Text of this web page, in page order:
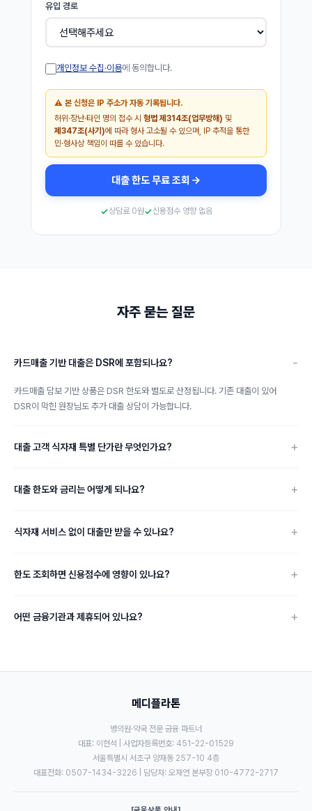
유입 경로
개인정보 수집·이용에 동의합니다.
⚠️ 본 신청은 IP 주소가 자동 기록됩니다.
허위·장난·타인 명의 접수 시 형법 제314조(업무방해) 및
제347조(사기)에 따라 형사 고소될 수 있으며, IP 추적을 통한
민·형사상 책임이 따를 수 있습니다.
대출 한도 무료 조회
상담료 0원 신용점수 영향 없음
자주 묻는 질문
카드매출 기반 대출은 DSR에 포함되나요?
카드매출 담보 기반 상품은 DSR 한도와 별도로 산정됩니다. 기존 대출이 있어
DSR이 막힌 원장님도 추가 대출 상담이 가능합니다.
대출 고객 식자재 특별 단가란 무엇인가요?
대출 한도와 금리는 어떻게 되나요?
식자재 서비스 없이 대출만 받을 수 있나요?
한도 조회하면 신용점수에 영향이 있나요?
어떤 금융기관과 제휴되어 있나요?
메디플라톤
병의원·약국 전문 금융 파트너
대표: 이현석 | 사업자등록번호: 451-22-01529
서울특별시 서초구 양재동 257-10 4층
대표전화: 0507-1434-3226 | 담당자: 오재연 본부장 010-4772-2717